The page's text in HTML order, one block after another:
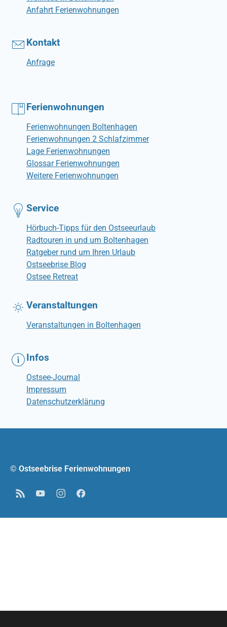
Anfahrt Ferienwohnungen
Kontakt
Anfrage
Ferienwohnungen
Ferienwohnungen Boltenhagen
Ferienwohnungen 2 Schlafzimmer
Lage Ferienwohnungen
Glossar Ferienwohnungen
Weitere Ferienwohnungen
Service
Hörbuch-Tipps für den Ostseeurlaub
Radtouren in und um Boltenhagen
Ratgeber rund um Ihren Urlaub
Ostseebrise Blog
Ostsee Retreat
Veranstaltungen
Veranstaltungen in Boltenhagen
Infos
Ostsee-Journal
Impressum
Datenschutzerklärung
© Ostseebrise Ferienwohnungen
RSS YouTubeInstagramFacebook